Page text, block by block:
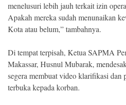
menelusuri lebih jauh terkait izin
Apakah mereka sudah menunaikan
Kota atau belum,” tambahnya.
Di tempat terpisah, Ketua SAPMA
Makassar, Husnul Mubarak,
segera membuat video klarifikasi dan
terbuka kepada korban.